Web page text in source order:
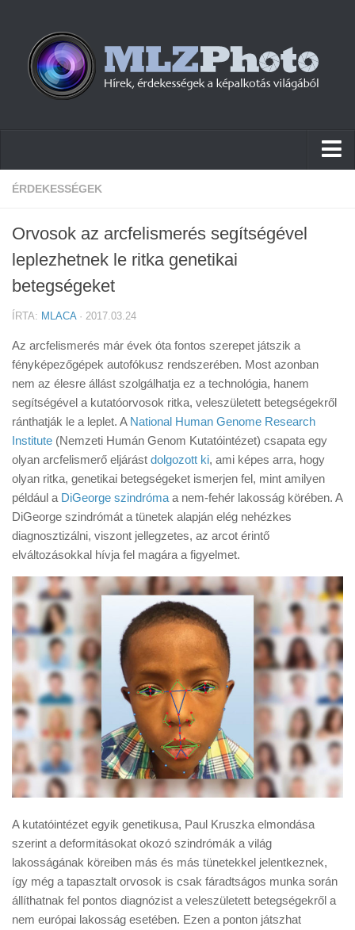
Hírek
Cikkek
Szoftver
Tanácsok
Érdekességek
Helyszíni Riport
E-BB
ÉRDEKESSÉGEK
Orvosok az arcfelismerés segítségével
leplezhetnek le ritka genetikai
betegségeket
ÍRTA: MLACA· 2017.03.24
Az arcfelismerés már évek óta fontos szerepet játszik a
fényképezőgépek autofókusz rendszerében. Most azonban
nem az élesre állást szolgálhatja ez a technológia, hanem
segítségével a kutatóorvosok ritka, veleszületett betegségekről
ránthatják le a leplet. A National Human Genome Research
Institute (Nemzeti Humán Genom Kutatóintézet) csapata egy
olyan arcfelismerő eljárást dolgozott ki, ami képes arra, hogy
olyan ritka, genetikai betegségeket ismerjen fel, mint amilyen
például a DiGeorge szindróma a nem-fehér lakosság körében. A
DiGeorge szindrómát a tünetek alapján elég nehézkes
diagnosztizálni, viszont jellegzetes, az arcot érintő
elváltozásokkal hívja fel magára a figyelmet.
A kutatóintézet egyik genetikusa, Paul Kruszka elmondása
szerint a deformitásokat okozó szindrómák a világ
lakosságának köreiben más és más tünetekkel jelentkeznek,
így még a tapasztalt orvosok is csak fáradtságos munka során
állíthatnak fel pontos diagnózist a veleszületett betegségekről a
nem európai lakosság esetében. Ezen a ponton játszhat